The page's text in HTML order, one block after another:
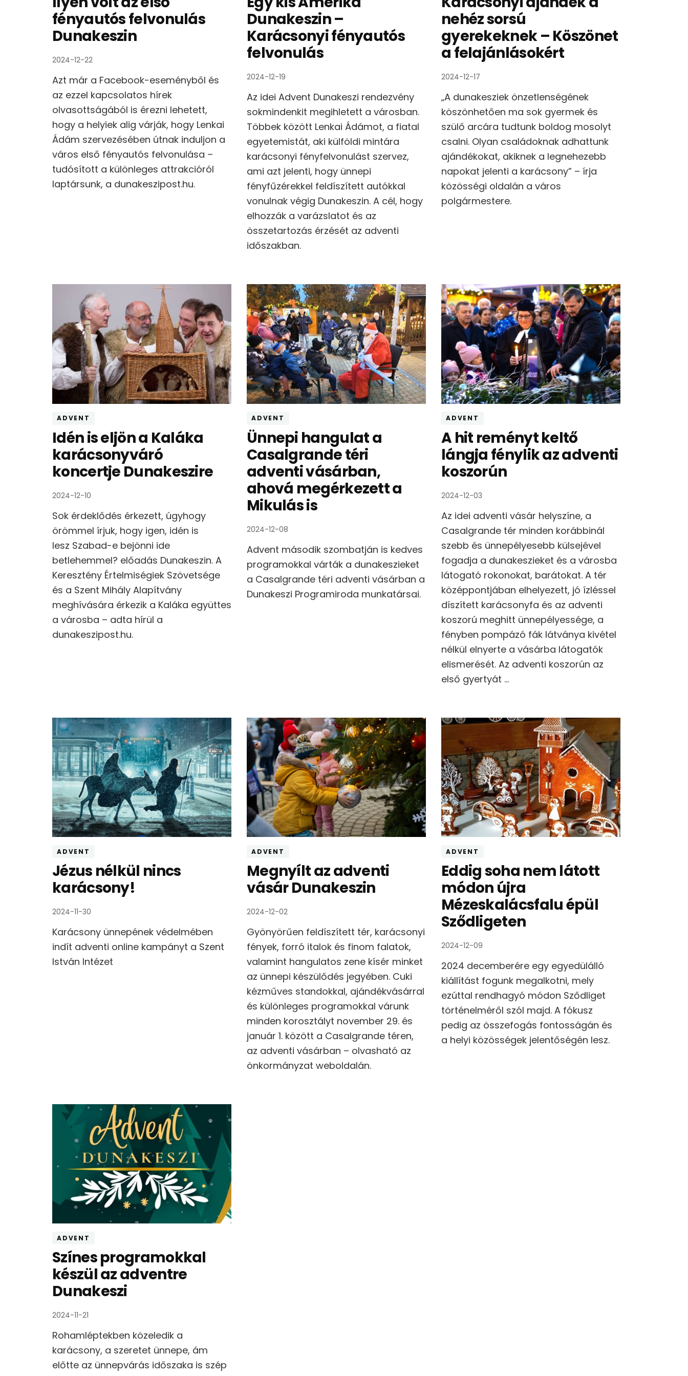
fényautós felvonulás
Dunakeszin
2024-12-22
Azt már a Facebook-eseményből és
az ezzel kapcsolatos hírek
olvasottságából is érezni lehetett,
hogy a helyiek alig várják, hogy Lenkai
Ádám szervezésében útnak induljon a
város első fényautós felvonulása –
tudósított a különleges attrakcióról
laptársunk, a dunakeszipost.hu.
Dunakeszin –
Karácsonyi fényautós
felvonulás
2024-12-19
Az idei Advent Dunakeszi rendezvény
sokmindenkit megihletett a városban.
Többek között Lenkai Ádámot, a fiatal
egyetemistát, aki külföldi mintára
karácsonyi fényfelvonulást szervez,
ami azt jelenti, hogy ünnepi
fényfűzérekkel feldíszített autókkal
vonulnak végig Dunakeszin. A cél, hogy
elhozzák a varázslatot és az
összetartozás érzését az adventi
időszakban.
nehéz sorsú
gyerekeknek – Köszönet
a felajánlásokért
2024-12-17
„A dunakesziek önzetlenségének
köszönhetően ma sok gyermek és
szülő arcára tudtunk boldog mosolyt
csalni. Olyan családoknak adhattunk
ajándékokat, akiknek a legnehezebb
napokat jelenti a karácsony” – írja
közösségi oldalán a város
polgármestere.
ADVENT
Idén is eljön a Kaláka
karácsonyváró
koncertje Dunakeszire
2024-12-10
Sok érdeklődés érkezett, úgyhogy
örömmel írjuk, hogy igen, idén is
lesz Szabad-e bejönni ide
betlehemmel? előadás Dunakeszin. A
Keresztény Értelmiségiek Szövetsége
és a Szent Mihály Alapítvány
meghívására érkezik a Kaláka együttes
a városba – adta hírül a
dunakeszipost.hu.
ADVENT
Ünnepi hangulat a
Casalgrande téri
adventi vásárban,
ahová megérkezett a
Mikulás is
2024-12-08
Advent második szombatján is kedves
programokkal várták a dunakeszieket
a Casalgrande téri adventi vásárban a
Dunakeszi Programiroda munkatársai.
ADVENT
A hit reményt keltő
lángja fénylik az adventi
koszorún
2024-12-03
Az idei adventi vásár helyszíne, a
Casalgrande tér minden korábbinál
szebb és ünnepélyesebb külsejével
fogadja a dunakeszieket és a városba
látogató rokonokat, barátokat. A tér
középpontjában elhelyezett, jó ízléssel
díszített karácsonyfa és az adventi
koszorú meghitt ünnepélyessége, a
fényben pompázó fák látványa kivétel
nélkül elnyerte a vásárba látogatók
elismerését. Az adventi koszorún az
első gyertyát …
ADVENT
Jézus nélkül nincs
karácsony!
2024-11-30
Karácsony ünnepének védelmében
indít adventi online kampányt a Szent
István Intézet
ADVENT
Megnyílt az adventi
vásár Dunakeszin
2024-12-02
Gyönyörűen feldíszített tér, karácsonyi
fények, forró italok és finom falatok,
valamint hangulatos zene kísér minket
az ünnepi készülődés jegyében. Cuki
kézműves standokkal, ajándékvásárral
és különleges programokkal várunk
minden korosztályt november 29. és
január 1. között a Casalgrande téren,
az adventi vásárban – olvasható az
önkormányzat weboldalán.
ADVENT
Eddig soha nem látott
módon újra
Mézeskalácsfalu épül
Sződligeten
2024-12-09
2024 decemberére egy egyedülálló
kiállítást fogunk megalkotni, mely
ezúttal rendhagyó módon Sződliget
történelméről szól majd. A fókusz
pedig az összefogás fontosságán és
a helyi közösségek jelentőségén lesz.
ADVENT
Színes programokkal
készül az adventre
Dunakeszi
2024-11-21
Rohamléptekben közeledik a
karácsony, a szeretet ünnepe, ám
előtte az ünnepvárás időszaka is szép